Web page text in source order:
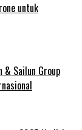
untuk
& Sailun Group